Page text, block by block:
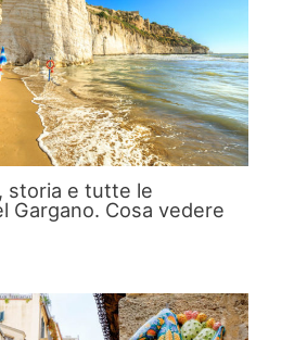
storia e tutte le
Gargano. Cosa vedere